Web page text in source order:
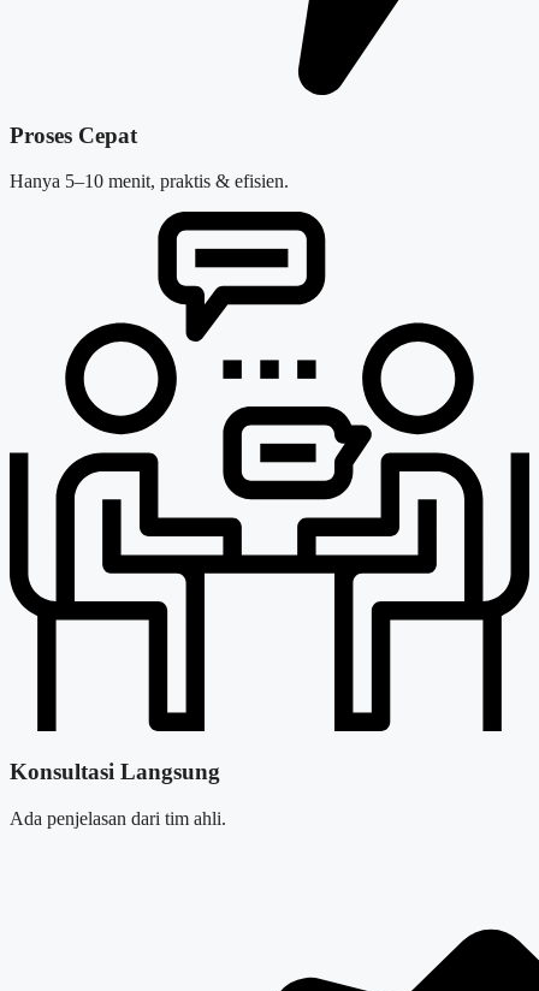
Proses Cepat
Hanya 5–10 menit, praktis & efisien.
Konsultasi Langsung
Ada penjelasan dari tim ahli.